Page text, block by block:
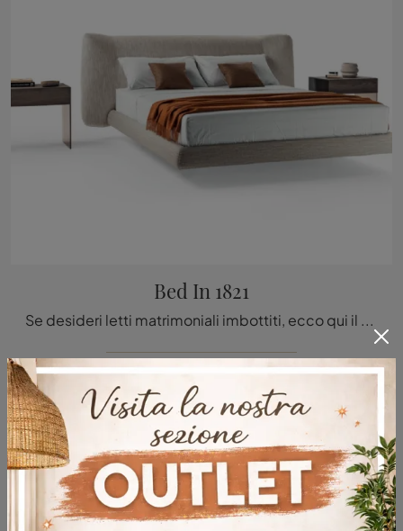
Bed In 1821
Se desideri letti matrimoniali imbottiti, ecco qui il modello Bed In 1821 in tessuto per valorizzare la zona notte.